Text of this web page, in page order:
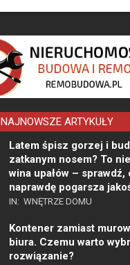
NAJNOWSZE ARTYKUŁY
Latem śpisz gorzej i
zatkanym nosem? To
wina upałów – sprawdź,
naprawdę pogarsza
IN: WNĘTRZE DOMU
Kontener zamiast
biura. Czemu warto
rozwiązanie?